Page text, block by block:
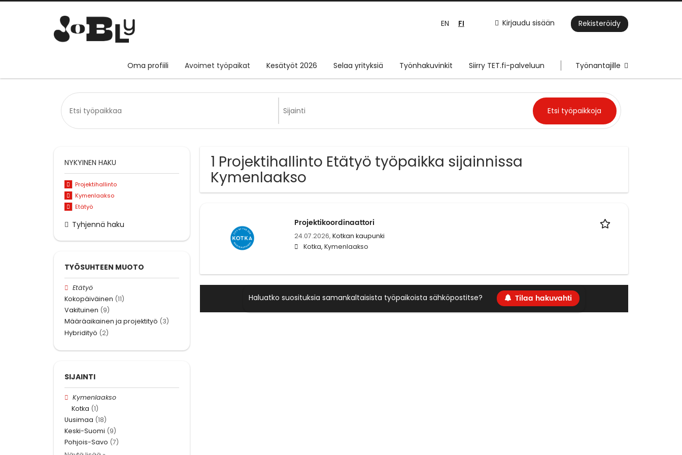
Kirjaudu sisään Rekisteröidy
EN FI
Oma profiili Avoimet työpaikat Kesätyöt 2026 Selaa yrityksiä Työnhakuvinkit Siirry TET.fi-palveluun Työnantajille
1 Projektihallinto Etätyö työpaikka sijainnissa
Kymenlaakso
Projektikoordinaattori
24.07.2026, Kotkan kaupunki
Kotka, Kymenlaakso
Haluatko suosituksia samankaltaisista työpaikoista sähköpostitse? Tilaa hakuvahti
NYKYINEN HAKU
Projektihallinto
Kymenlaakso
Etätyö
Tyhjennä haku
TYÖSUHTEEN MUOTO
Etätyö
Kokopäiväinen (11)
Vakituinen (9)
Määräaikainen ja projektityö (3)
Hybridityö (2)
SIJAINTI
Kymenlaakso
Kotka (1)
Uusimaa (18)
Keski-Suomi (9)
Pohjois-Savo (7)